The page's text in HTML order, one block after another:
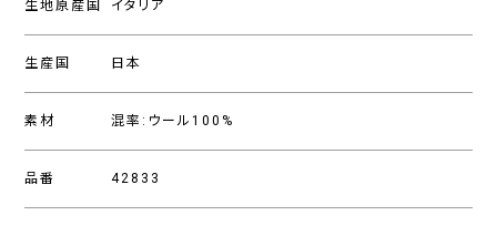
生地原産国 イタリア
生産国 日本
素材 混率:ウール100%
品番 42833